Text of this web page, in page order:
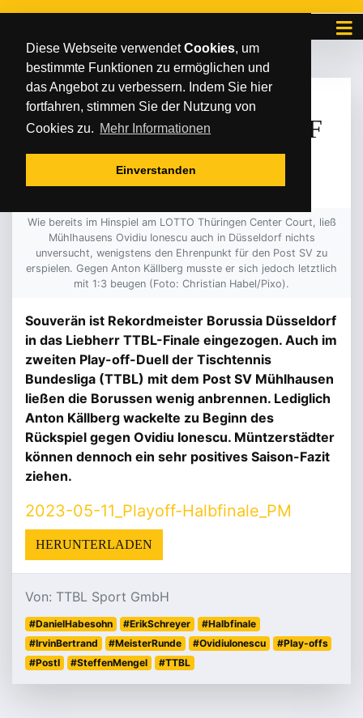
Diese Webseite verwendetCookies, um
bestimmte Funktionen zu ermöglichen und
das Angebot zu verbessern. Indem Sie hier
fortfahren, stimmen Sie der Nutzung von
Cookies zu. Mehr Informationen
Einverstanden
FREITAG 12 2023
HÜRDE IN DÜSSELDORF
ZU HOCH
Wie bereits im Hinspiel am LOTTO Thüringen Center Court, ließ
Mühlhausens Ovidiu Ionescu auch in Düsseldorf nichts
unversucht, wenigstens den Ehrenpunkt für den Post SV zu
erspielen. Gegen Anton Källberg musste er sich jedoch letztlich
mit 1:3 beugen (Foto: Christian Habel/Pixo).
Souverän ist Rekordmeister Borussia Düsseldorf
in das Liebherr TTBL-Finale eingezogen. Auch im
zweiten Play-off-Duell der Tischtennis
Bundesliga (TTBL) mit dem Post SV Mühlhausen
ließen die Borussen wenig anbrennen. Lediglich
Anton Källberg wackelte zu Beginn des
Rückspiel gegen Ovidiu Ionescu. Müntzerstädter
können dennoch ein sehr positives Saison-Fazit
ziehen.
2023-05-11_Playoff-Halbfinale_PM
HERUNTERLADEN
Von: TTBL Sport GmbH
#DanielHabesohn #ErikSchreyer
#Halbfinale
#IrvinBertrand
#MeisterRunde #OvidiuIonescu
#Play-offs
#PostI
#SteffenMengel #TTBL